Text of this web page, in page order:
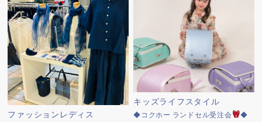
ファッションレディス
キッズライフスタイル
◆コクホー ランドセル受注会 ◆